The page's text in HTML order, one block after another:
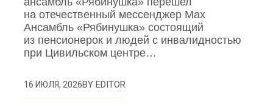
на отечественный мессенджер Max
Ансамбль «Рябинушка» состоящий
из пенсионерок и людей с инвалидностью
при Цивильском центре…
16 ИЮЛЯ, 2026BYEDITOR